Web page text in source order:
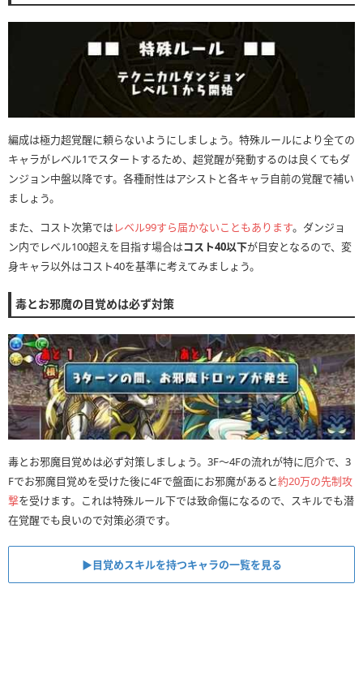
編成は極力超覚醒に頼らないようにしましょう。特殊ルールにより全ての
キャラがレベル1でスタートするため、超覚醒が発動するのは良くてもダ
ンジョン中盤以降です。各種耐性はアシストと各キャラ自前の覚醒で補い
ましょう。
また、コスト次第では レベル99すら届かないこともあります。ダンジョ
ン内でレベル100超えを目指す場合はコスト40以下が目安となるので、変
身キャラ以外はコスト40を基準に考えてみましょう。
毒とお邪魔の目覚めは必ず対策
毒とお邪魔目覚めは必ず対策しましょう。3F〜4Fの流れが特に厄介で、3
Fでお邪魔目覚めを受けた後に4Fで盤面にお邪魔があると約20万の先制攻
撃を受けます。これは特殊ルール下では致命傷になるので、スキルでも潜
在覚醒でも良いので対策必須です。
▶︎目覚めスキルを持つキャラの一覧を見る